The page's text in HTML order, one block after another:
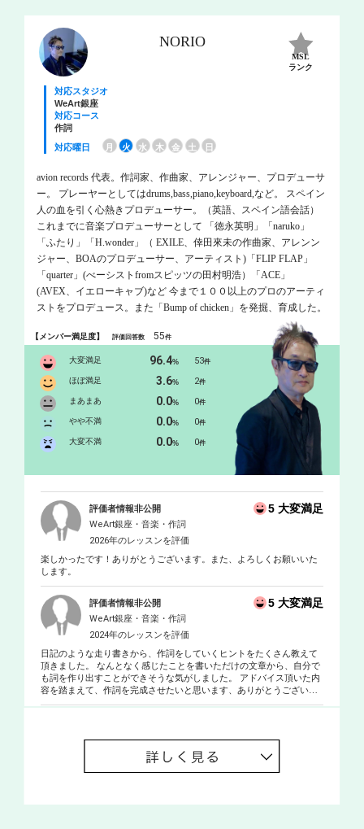
NORIO
MSL
ランク
対応スタジオ
WeArt銀座
対応コース
作詞
対応曜日
月 火 水 木 金 土 日
avion records 代表。作詞家、作曲家、アレンジャー、プロデューサ
ー。 プレーヤーとしてはdrums,bass,piano,keyboard,など。 スペイン
人の血を引く心熱きプロデューサー。（英語、スペイン語会話）
これまでに音楽プロデューサーとして 「徳永英明」「naruko」
「ふたり」「H.wonder」（ EXILE、倖田來未の作曲家、アレンン
ジャー、BOAのプロデューサー、アーティスト)「FLIP FLAP」
「quarter」(べーシストfromスピッツの田村明浩）「ACE」
(AVEX、イエローキャブ)など 今まで１００以上のプロのアーティ
ストをプロデュース。また「Bump of chicken」を発掘、育成した。
NORIOがプロデュースする「ふたり」が全国各地のTOWER
RECORDS、HMV各店舗でウイークリー１位を獲得！フジテレビ
「テラスハウス」で挿入歌としてオンエア中。「ふたり」はアメ
リカのMELEEとコラボ（MELEEは日本洋楽チャート１位獲得。
FUJI ROVCK FES出演）NORIOがプロデュースする「naruko」は
FUJI ROCK FESに出演、700万枚のヒットを持つアルゼンチンの
Los fabulosos cadillacsとプエルトリコで最も有名なシンガーMimi
Mauraと共演、カバー曲発売。またアメリカでビルボード・ダンス
チャート７位にチャートインしたDavid Longoriaのニューシングル
のremixを担当！韓国で１４週連続１位を獲得したダンスR&Bグル
ボーディストとして渋谷club asiaなどでサポート。中南米で最も有
名なロックバンド「Gandhi」のソングライティングに参加、ギタ
リストFederico Mirandaのソロアルバムのremixを担当、ジャパンツ
リカのライブで8000人を動員）2011年東日本大震災の復興支援を
きっかけに自身が主宰するavion recordsを正式に設立。どんなジャ
ンルのアーティストのプロデュースもこなす。 またNORIOの行な
う支援活動や音楽活動を通しての反戦活動について知った「U2」
のメンバーから コンサートに招待されbackstageでメンバー４人と
面会。 またテクノDJとしても渋谷club asiaなどで活動し、コスタリ
カのグラミー賞３回受賞グループ「EDITUS」とコラボレーショ
ン。スペインのエレクトロユニット「Radical animal beat」とコラボ
レーション。ロンドン在住のアルゼンチンのエレクトログループ
城県、福島県などの支援活動、熊本地震被災地、西日本豪雨被災
【メンバー満足度】評価回答数 55件
大変満足 96.4% 53件
ほぼ満足 3.6% 2件
まあまあ 0.0% 0件
やや不満 0.0% 0件
大変不満 0.0% 0件
評価者情報非公開 5 大変満足
WeArt銀座・音楽・作詞
2026年のレッスンを評価
楽しかったです！ありがとうございます。また、よろしくお願いいた
します。
評価者情報非公開 5 大変満足
WeArt銀座・音楽・作詞
2024年のレッスンを評価
日記のような走り書きから、作詞をしていくヒントをたくさん教えて
頂きました。 なんとなく感じたことを書いただけの文章から、自分で
も詞を作り出すことができそうな気がしました。 アドバイス頂いた内
容を踏まえて、作詞を完成させたいと思います、ありがとうございま